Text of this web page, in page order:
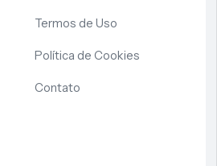
Termos de Uso
Política de Cookies
Contato